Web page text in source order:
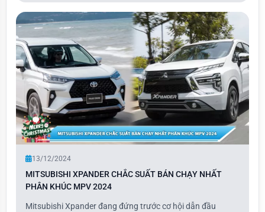
tối giản đặc trưng, kết hợp cùng
13/12/2024
MITSUBISHI XPANDER CHẮC SUẤT BÁN CHẠY NHẤT
PHÂN KHÚC MPV 2024
Mitsubishi Xpander đang đứng trước cơ hội dẫn đầu